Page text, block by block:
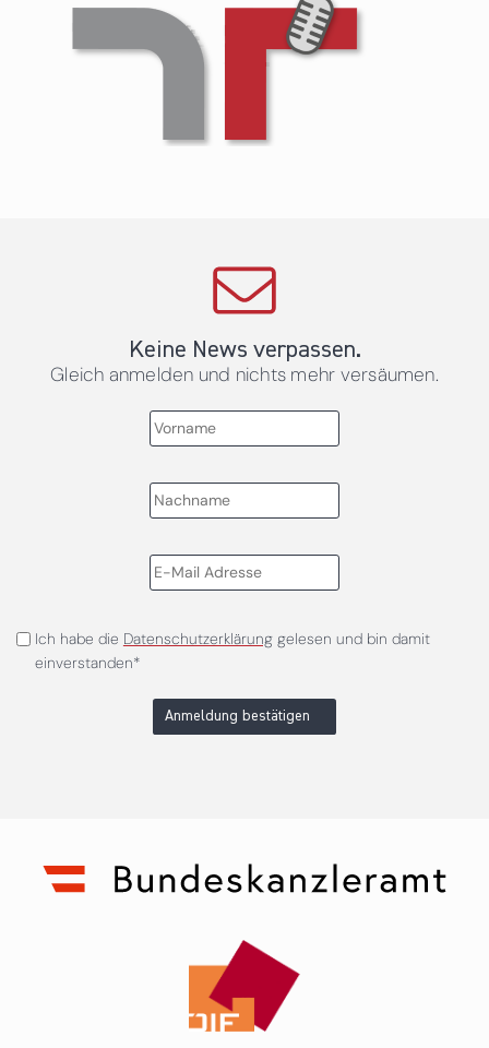
Keine News verpassen.
Gleich anmelden und nichts mehr versäumen.
Ich habe die Datenschutzerklärunggelesen und bin damit
einverstanden*
Anmeldung bestätigen